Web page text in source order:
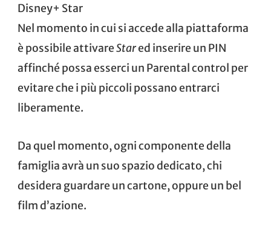
Disney+ Star
Nel momento in cui si accede alla piattaforma
è possibile attivareStared inserire un PIN
affinché possa esserci un Parental control per
evitare che i più piccoli possano entrarci
liberamente.
Da quel momento, ogni componente della
famiglia avrà un suo spazio dedicato, chi
desidera guardare un cartone, oppure un bel
film d’azione.